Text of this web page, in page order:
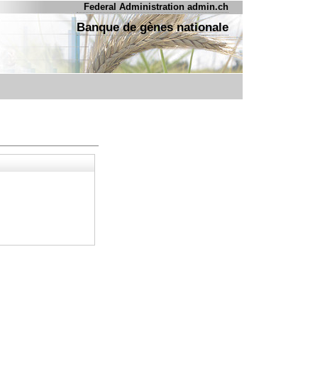
Federal Administration admin.ch
Banque de gènes nationale